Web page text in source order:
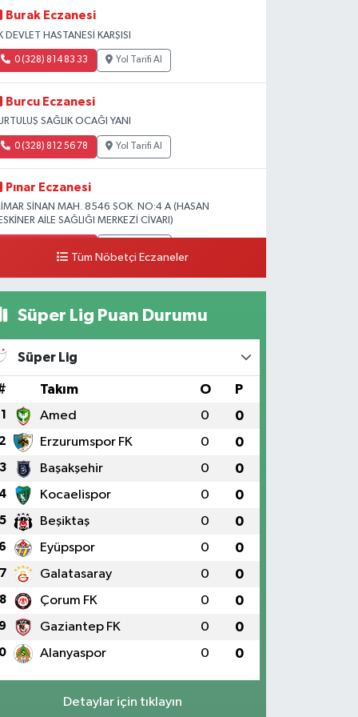
Burak Eczanesi
DEVLET HASTANESİ KARŞISI
0 (328) 814 83 33 Yol Tarifi Al
Burcu Eczanesi
SAĞLIK OCAĞI YANI
0 (328) 812 56 78 Yol Tarifi Al
Pınar Eczanesi
SİNAN MAH. 8546 SOK. NO:4 A (HASAN
AİLE SAĞLIĞI MERKEZİ CİVARI)
Tüm Nöbetçi Eczaneler
Süper Lig Puan Durumu
Süper Lig
Takım O P
1 Amed 0 0
2 Erzurumspor FK 0 0
3 Başakşehir 0 0
4 Kocaelispor 0 0
5 Beşiktaş 0 0
6 Eyüpspor 0 0
7 Galatasaray 0 0
8 Çorum FK 0 0
9 Gaziantep FK 0 0
Alanyaspor 0 0
Detaylar için tıklayın